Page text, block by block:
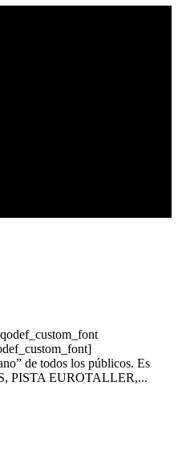
de todos los públicos. Es
PISTA EUROTALLER,...